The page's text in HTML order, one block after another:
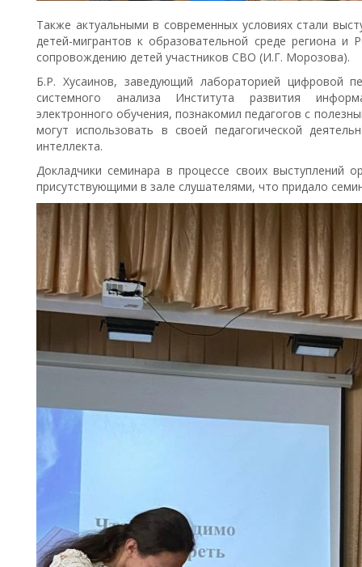
Также актуальными в современных условиях стали
детей-мигрантов к образовательной среде региона и
сопровождению детей участников СВО (И.Г. Морозова).
Б.Р. Хусаинов, заведующий лабораторией цифровой
системного анализа Института развития
электронного обучения, познакомил педагогов с
могут использовать в своей педагогической
интеллекта.
Докладчики семинара в процессе своих выступлений
присутствующими в зале слушателями, что придало